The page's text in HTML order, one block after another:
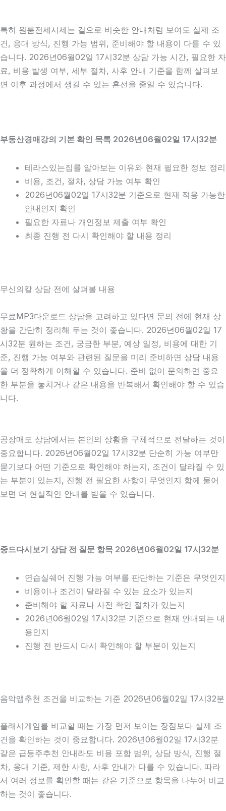
특히 원룸전세시세는 겉으로 비슷한 안내처럼 보여도 실제 조
건, 응대 방식, 진행 가능 범위, 준비해야 할 내용이 다를 수 있
습니다. 2026년06월02일 17시32분 상담 가능 시간, 필요한 자
료, 비용 발생 여부, 세부 절차, 사후 안내 기준을 함께 살펴보
면 이후 과정에서 생길 수 있는 혼선을 줄일 수 있습니다.
부동산경매강의 기본 확인 목록 2026년06월02일 17시32분
테라스있는집를 알아보는 이유와 현재 필요한 정보 정리
비용, 조건, 절차, 상담 가능 여부 확인
2026년06월02일 17시32분 기준으로 현재 적용 가능한
안내인지 확인
필요한 자료나 개인정보 제출 여부 확인
최종 진행 전 다시 확인해야 할 내용 정리
무신의칼 상담 전에 살펴볼 내용
무료MP3다운로드 상담을 고려하고 있다면 문의 전에 현재 상
황을 간단히 정리해 두는 것이 좋습니다. 2026년06월02일 17
시32분 원하는 조건, 궁금한 부분, 예상 일정, 비용에 대한 기
준, 진행 가능 여부와 관련된 질문을 미리 준비하면 상담 내용
을 더 정확하게 이해할 수 있습니다. 준비 없이 문의하면 중요
한 부분을 놓치거나 같은 내용을 반복해서 확인해야 할 수 있습
니다.
공장매도 상담에서는 본인의 상황을 구체적으로 전달하는 것이
중요합니다. 2026년06월02일 17시32분 단순히 가능 여부만
묻기보다 어떤 기준으로 확인해야 하는지, 조건이 달라질 수 있
는 부분이 있는지, 진행 전 필요한 사항이 무엇인지 함께 물어
보면 더 현실적인 안내를 받을 수 있습니다.
중드다시보기 상담 전 질문 항목 2026년06월02일 17시32분
연습실쉐어 진행 가능 여부를 판단하는 기준은 무엇인지
비용이나 조건이 달라질 수 있는 요소가 있는지
준비해야 할 자료나 사전 확인 절차가 있는지
2026년06월02일 17시32분 기준으로 현재 안내되는 내
용인지
진행 전 반드시 다시 확인해야 할 부분이 있는지
음악앱추천 조건을 비교하는 기준 2026년06월02일 17시32분
플래시게임를 비교할 때는 가장 먼저 보이는 장점보다 실제 조
건을 확인하는 것이 중요합니다. 2026년06월02일 17시32분
같은 급등주추천 안내라도 비용 포함 범위, 상담 방식, 진행 절
차, 응대 기준, 제한 사항, 사후 안내가 다를 수 있습니다. 따라
서 여러 정보를 확인할 때는 같은 기준으로 항목을 나누어 비교
하는 것이 좋습니다.